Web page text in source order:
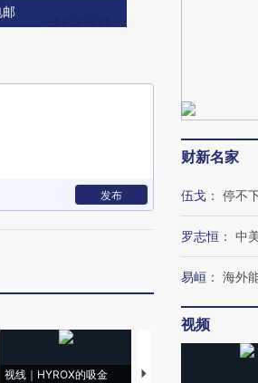
邮
发布
视线｜HYROX的吸金
马航飞行员跨国走私7万
财新名家
伍戈 ： 停不
罗志恒 ： 中
易峘 ： 海外
视频